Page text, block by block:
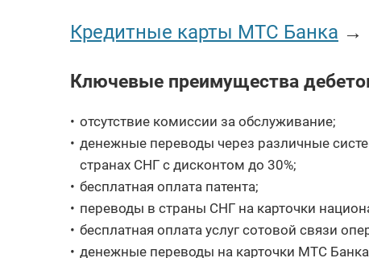
Кредитные карты МТС Банка →
Ключевые преимущества
отсутствие комиссии за обслуживание;
денежные переводы через различные
странах СНГ с дисконтом до 30%;
бесплатная оплата патента;
переводы в страны СНГ на карточки
бесплатная оплата услуг сотовой связи
денежные переводы на карточки МТС